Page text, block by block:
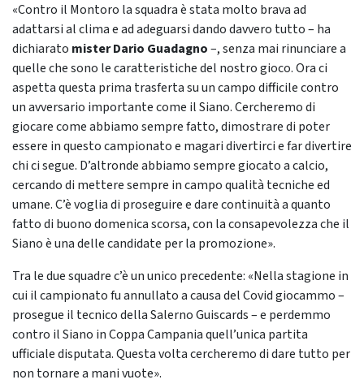
«Contro il Montoro la squadra è stata molto brava ad
adattarsi al clima e ad adeguarsi dando davvero tutto – ha
dichiarato mister Dario Guadagno–, senza mai rinunciare a
quelle che sono le caratteristiche del nostro gioco. Ora ci
aspetta questa prima trasferta su un campo difficile contro
un avversario importante come il Siano. Cercheremo di
giocare come abbiamo sempre fatto, dimostrare di poter
essere in questo campionato e magari divertirci e far divertire
chi ci segue. D’altronde abbiamo sempre giocato a calcio,
cercando di mettere sempre in campo qualità tecniche ed
umane. C’è voglia di proseguire e dare continuità a quanto
fatto di buono domenica scorsa, con la consapevolezza che il
Siano è una delle candidate per la promozione».
Tra le due squadre c’è un unico precedente: «Nella stagione in
cui il campionato fu annullato a causa del Covid giocammo –
prosegue il tecnico della Salerno Guiscards – e perdemmo
contro il Siano in Coppa Campania quell’unica partita
ufficiale disputata. Questa volta cercheremo di dare tutto per
non tornare a mani vuote».